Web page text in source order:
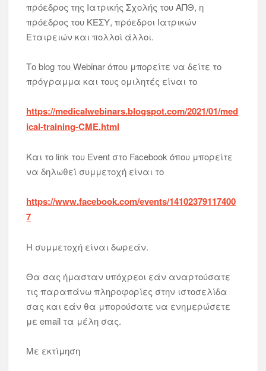
πρόεδρος της Ιατρικής Σχολής του ΑΠΘ, η
πρόεδρος του ΚΕΣΥ, πρόεδροι Ιατρικών
Εταιρειών και πολλοί άλλοι.
Το blog του Webinar όπου μπορείτε να δείτε το
πρόγραμμα και τους ομιλητές είναι το
https://medicalwebinars.blogspot.com/2021/01/med
ical-training-CME.html
Και το link του Event στο Facebook όπου μπορείτε
να δηλωθεί συμμετοχή είναι το
https://www.facebook.com/events/14102379117400
7
Η συμμετοχή είναι δωρεάν.
Θα σας ήμασταν υπόχρεοι εάν αναρτούσατε
τις παραπάνω πληροφορίες στην ιστοσελίδα
σας και εάν θα μπορούσατε να ενημερώσετε
με email τα μέλη σας.
Με εκτίμηση